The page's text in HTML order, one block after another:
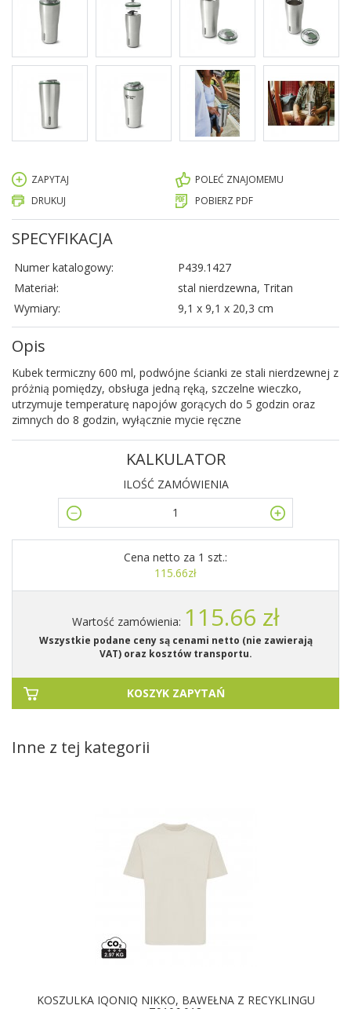
ZAPYTAJ
POLEĆ ZNAJOMEMU
DRUKUJ
POBIERZ PDF
SPECYFIKACJA
Numer katalogowy:
P439.1427
Materiał:
stal nierdzewna, Tritan
Wymiary:
9,1 x 9,1 x 20,3 cm
Opis
Kubek termiczny 600 ml, podwójne ścianki ze stali nierdzewnej z
próżnią pomiędzy, obsługa jedną ręką, szczelne wieczko,
utrzymuje temperaturę napojów gorących do 5 godzin oraz
zimnych do 8 godzin, wyłącznie mycie ręczne
KALKULATOR
ILOŚĆ ZAMÓWIENIA
Cena netto za 1 szt.:
115.66zł
Wartość zamówienia: 115.66 zł
Wszystkie podane ceny są cenami netto (nie zawierają
VAT) oraz kosztów transportu.
KOSZYK ZAPYTAŃ
Inne z tej kategorii
KOSZULKA IQONIQ NIKKO, BAWEŁNA Z RECYKLINGU